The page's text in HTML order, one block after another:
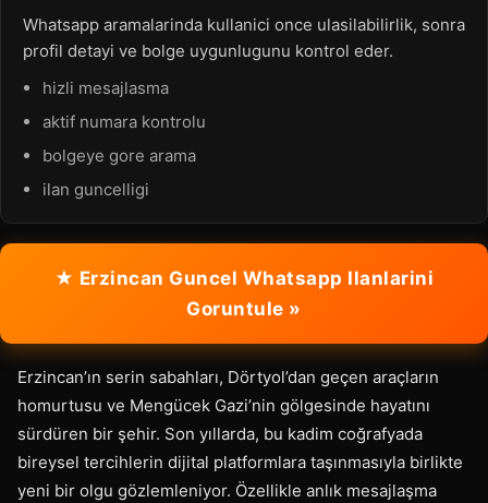
Whatsapp aramalarinda kullanici once ulasilabilirlik, sonra
profil detayi ve bolge uygunlugunu kontrol eder.
hizli mesajlasma
aktif numara kontrolu
bolgeye gore arama
ilan guncelligi
★ Erzincan Guncel Whatsapp Ilanlarini
Goruntule »
Erzincan’ın serin sabahları, Dörtyol’dan geçen araçların
homurtusu ve Mengücek Gazi’nin gölgesinde hayatını
sürdüren bir şehir. Son yıllarda, bu kadim coğrafyada
bireysel tercihlerin dijital platformlara taşınmasıyla birlikte
yeni bir olgu gözlemleniyor. Özellikle anlık mesajlaşma